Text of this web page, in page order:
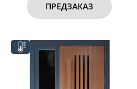
ПРЕДЗАКАЗ